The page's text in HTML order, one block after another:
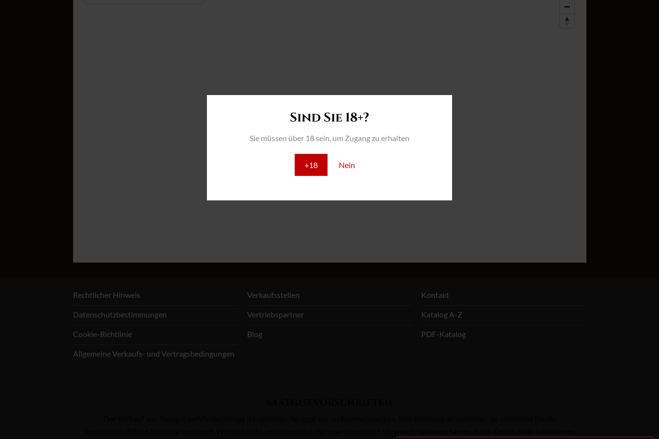
Sind Sie 18+?
Sie müssen über 18 sein, um Zugang zu erhalten
+18 Nein
Rechtlicher Hinweis
Datenschutzbestimmungen
Cookie-Richtlinie
Allgemeine Verkaufs- und Vertragsbedingungen
Verkaufsstellen
Vertriebspartner
Blog
Kontakt
Katalog A-Z
PDF-Katalog